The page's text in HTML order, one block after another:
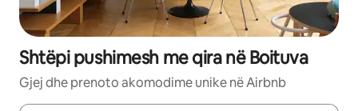
Shtëpi pushimesh me qira në Boituva
Gjej dhe prenoto akomodime unike në Airbnb